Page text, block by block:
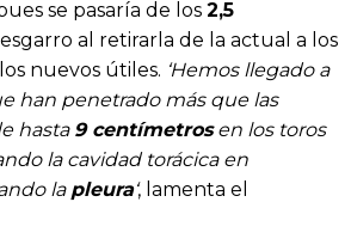
se pasaría de los 2,5
al retirarla de la actual a los
nuevos útiles. ‘Hemos llegado a
han penetrado más que las
hasta 9 centímetrosen los toros
la cavidad torácica en
la pleura‘, lamenta el